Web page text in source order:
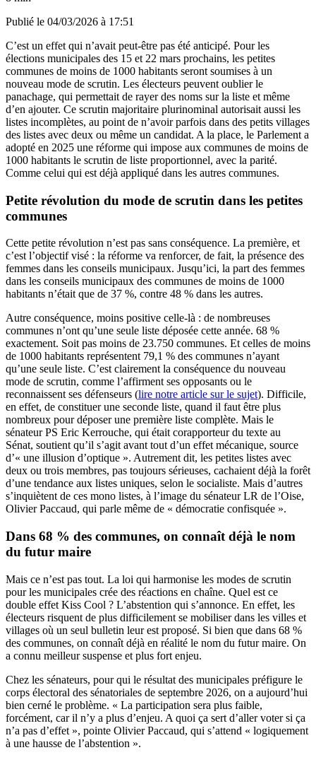
Publié le 04/03/2026 à 17:51
C’est un effet qui n’avait peut-être pas été anticipé. Pour les
élections municipales des 15 et 22 mars prochains, les petites
communes de moins de 1000 habitants seront soumises à un
nouveau mode de scrutin. Les électeurs peuvent oublier le
panachage, qui permettait de rayer des noms sur la liste et même
d’en ajouter. Ce scrutin majoritaire plurinominal autorisait aussi les
listes incomplètes, au point de n’avoir parfois dans des petits villages
des listes avec deux ou même un candidat. A la place, le Parlement a
adopté en 2025 une réforme qui impose aux communes de moins de
1000 habitants le scrutin de liste proportionnel, avec la parité.
Comme celui qui est déjà appliqué dans les autres communes.
Petite révolution du mode de scrutin dans les petites
communes
Cette petite révolution n’est pas sans conséquence. La première, et
c’est l’objectif visé : la réforme va renforcer, de fait, la présence des
femmes dans les conseils municipaux. Jusqu’ici, la part des femmes
dans les conseils municipaux des communes de moins de 1000
habitants n’était que de 37 %, contre 48 % dans les autres.
Autre conséquence, moins positive celle-là : de nombreuses
communes n’ont qu’une seule liste déposée cette année. 68 %
exactement. Soit pas moins de 23.750 communes. Et celles de moins
de 1000 habitants représentent 79,1 % des communes n’ayant
qu’une seule liste. C’est clairement la conséquence du nouveau
mode de scrutin, comme l’affirment ses opposants ou le
reconnaissent ses défenseurs (lire notre article sur le sujet). Difficile,
en effet, de constituer une seconde liste, quand il faut être plus
nombreux pour déposer une première liste complète. Mais le
sénateur PS Eric Kerrouche, qui était corapporteur du texte au
Sénat, soutient qu’il s’agit avant tout d’un effet mécanique, source
d’« une illusion d’optique ». Autrement dit, les petites listes avec
deux ou trois membres, pas toujours sérieuses, cachaient déjà la forêt
d’une tendance aux listes uniques, selon le socialiste. Mais d’autres
s’inquiètent de ces mono listes, à l’image du sénateur LR de l’Oise,
Olivier Paccaud, qui parle même de « démocratie confisquée ».
Dans 68 % des communes, on connaît déjà le nom
du futur maire
Mais ce n’est pas tout. La loi qui harmonise les modes de scrutin
pour les municipales crée des réactions en chaîne. Quel est ce
double effet Kiss Cool ? L’abstention qui s’annonce. En effet, les
électeurs risquent de plus difficilement se mobiliser dans les villes et
villages où un seul bulletin leur est proposé. Si bien que dans 68 %
des communes, on connaît déjà en réalité le nom du futur maire. On
a connu meilleur suspense et plus fort enjeu.
Chez les sénateurs, pour qui le résultat des municipales préfigure le
corps électoral des sénatoriales de septembre 2026, on a aujourd’hui
bien cerné le problème. « La participation sera plus faible,
forcément, car il n’y a plus d’enjeu. A quoi ça sert d’aller voter si ça
n’a pas d’effet », pointe Olivier Paccaud, qui s’attend « logiquement
à une hausse de l’abstention ».